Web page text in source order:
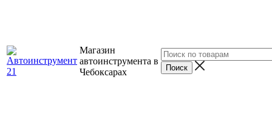
Магазин
автоинструмента в
Чебоксарах